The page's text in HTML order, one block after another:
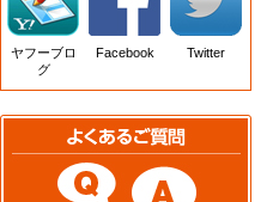
ヤフーブロ
グ
Facebook Twitter